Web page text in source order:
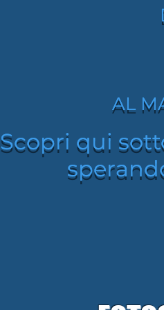
AL
Scopri qui
AL
Scopri qui